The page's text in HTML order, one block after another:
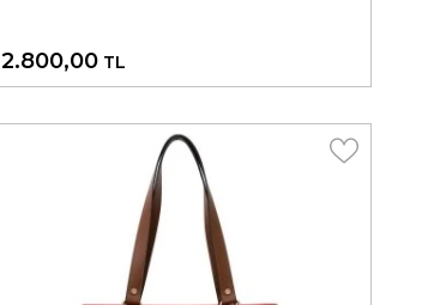
2.800,00 TL